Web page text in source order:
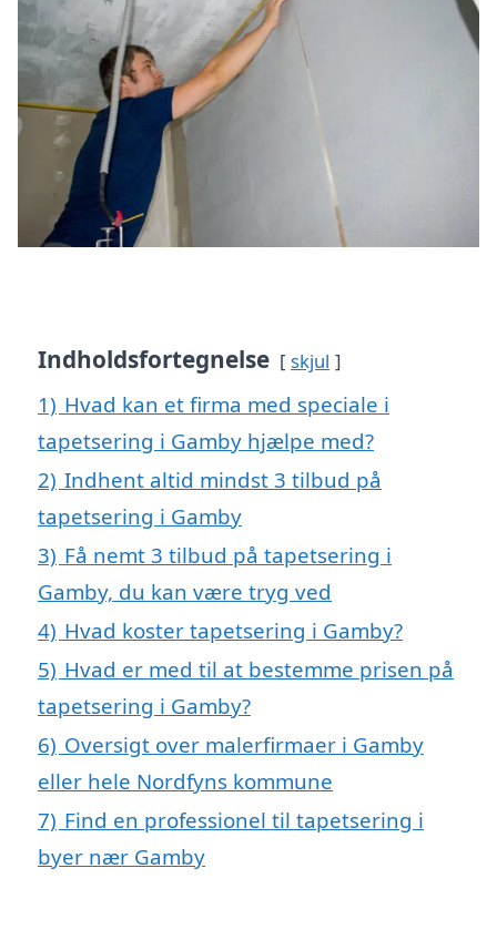
Indholdsfortegnelse skjul
1) Hvad kan et firma med speciale i
tapetsering i Gamby hjælpe med?
2) Indhent altid mindst 3 tilbud på
tapetsering i Gamby
3) Få nemt 3 tilbud på tapetsering i
Gamby, du kan være tryg ved
4) Hvad koster tapetsering i Gamby?
5) Hvad er med til at bestemme prisen på
tapetsering i Gamby?
6) Oversigt over malerfirmaer i Gamby
eller hele Nordfyns kommune
7) Find en professionel til tapetsering i
byer nær Gamby